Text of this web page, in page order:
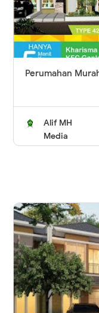
Perumahan
Alif MH
Media